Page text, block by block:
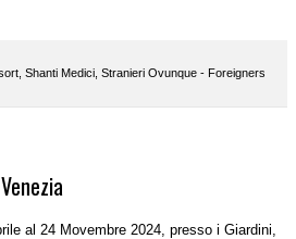
, Shanti Medici, Stranieri Ovunque - Foreigners
al 24 Movembre 2024, presso i Giardini,